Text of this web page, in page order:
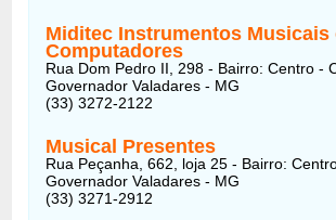
Miditec Instrumentos Musicais
Computadores
Rua Dom Pedro II, 298 - Bairro: Centro -
Governador Valadares - MG
(33) 3272-2122
Musical Presentes
Rua Peçanha, 662, loja 25 - Bairro:
Governador Valadares - MG
(33) 3271-2912